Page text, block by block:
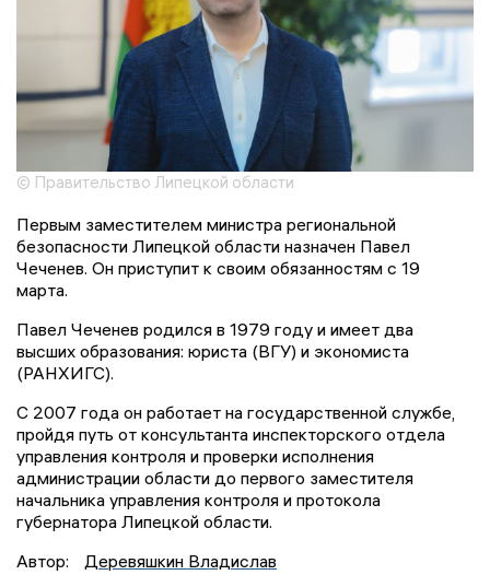
© Правительство Липецкой области
Первым заместителем министра региональной
безопасности Липецкой области назначен Павел
Чеченев. Он приступит к своим обязанностям с 19
марта.
Павел Чеченев родился в 1979 году и имеет два
высших образования: юриста (ВГУ) и экономиста
(РАНХИГС).
С 2007 года он работает на государственной службе,
пройдя путь от консультанта инспекторского отдела
управления контроля и проверки исполнения
администрации области до первого заместителя
начальника управления контроля и протокола
губернатора Липецкой области.
Автор:
Деревяшкин Владислав